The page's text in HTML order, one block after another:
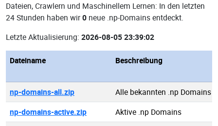
Dateien, Crawlern und Maschinellem Lernen: In den letzten
24 Stunden haben wir0 neue .np-Domains entdeckt.
Letzte Aktualisierung: 2026-08-05 23:39:02
Dateiname Beschreibung
np-domains-all.zip
Alle bekannten .np Domains
np-domains-active.zip
Aktive .np Domains